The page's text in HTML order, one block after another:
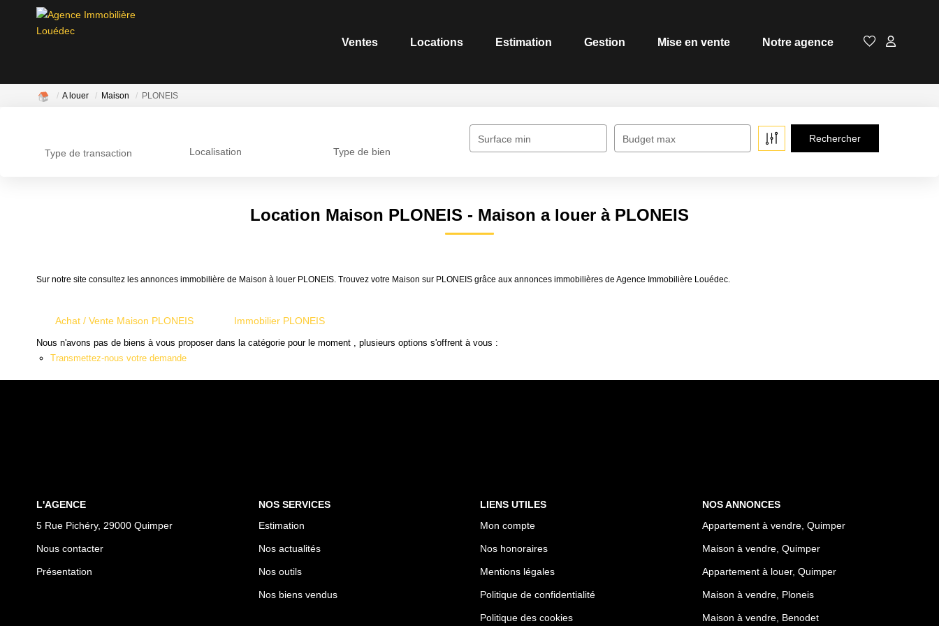
Ventes Locations Estimation Gestion Mise en vente Notre agence
A louer Maison PLONEIS
Type de transaction Localisation Type de bien
Surface min Budget max
Location Maison PLONEIS - Maison a louer à PLONEIS
Sur notre site consultez les annonces immobilière de Maison à louer PLONEIS. Trouvez votre Maison sur PLONEIS grâce aux annonces immobilières de Agence Immobilière Louédec.
Achat / Vente Maison PLONEIS Immobilier PLONEIS
Nous n'avons pas de biens à vous proposer dans la catégorie pour le moment , plusieurs options s'offrent à vous :
Transmettez-nous votre demande
L'AGENCE
5 Rue Pichéry, 29000 Quimper
Nous contacter
Présentation
NOS SERVICES
Estimation
Nos actualités
Nos outils
Nos biens vendus
LIENS UTILES
Mon compte
Nos honoraires
Mentions légales
Politique de confidentialité
Politique des cookies
NOS ANNONCES
Appartement à vendre, Quimper
Maison à vendre, Quimper
Appartement à louer, Quimper
Maison à vendre, Ploneis
Maison à vendre, Benodet